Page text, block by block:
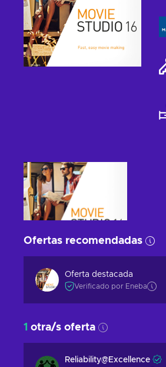
Ofertas recomendadas
Oferta destacada
Verificado por Eneba
1 otra/s oferta
Reliability@Excellence